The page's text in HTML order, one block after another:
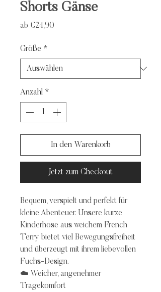
Shorts Gänse
ab €24,90
Größe *
Anzahl *
In den Warenkorb
Jetzt zum Checkout
Bequem, verspielt und perfekt für
kleine Abenteuer. Unsere kurze
Kinderhose aus weichem French
Terry bietet viel Bewegungsfreiheit
und überzeugt mit ihrem liebevollen
Fuchs-Design.
☁️ Weicher, angenehmer
Tragekomfort